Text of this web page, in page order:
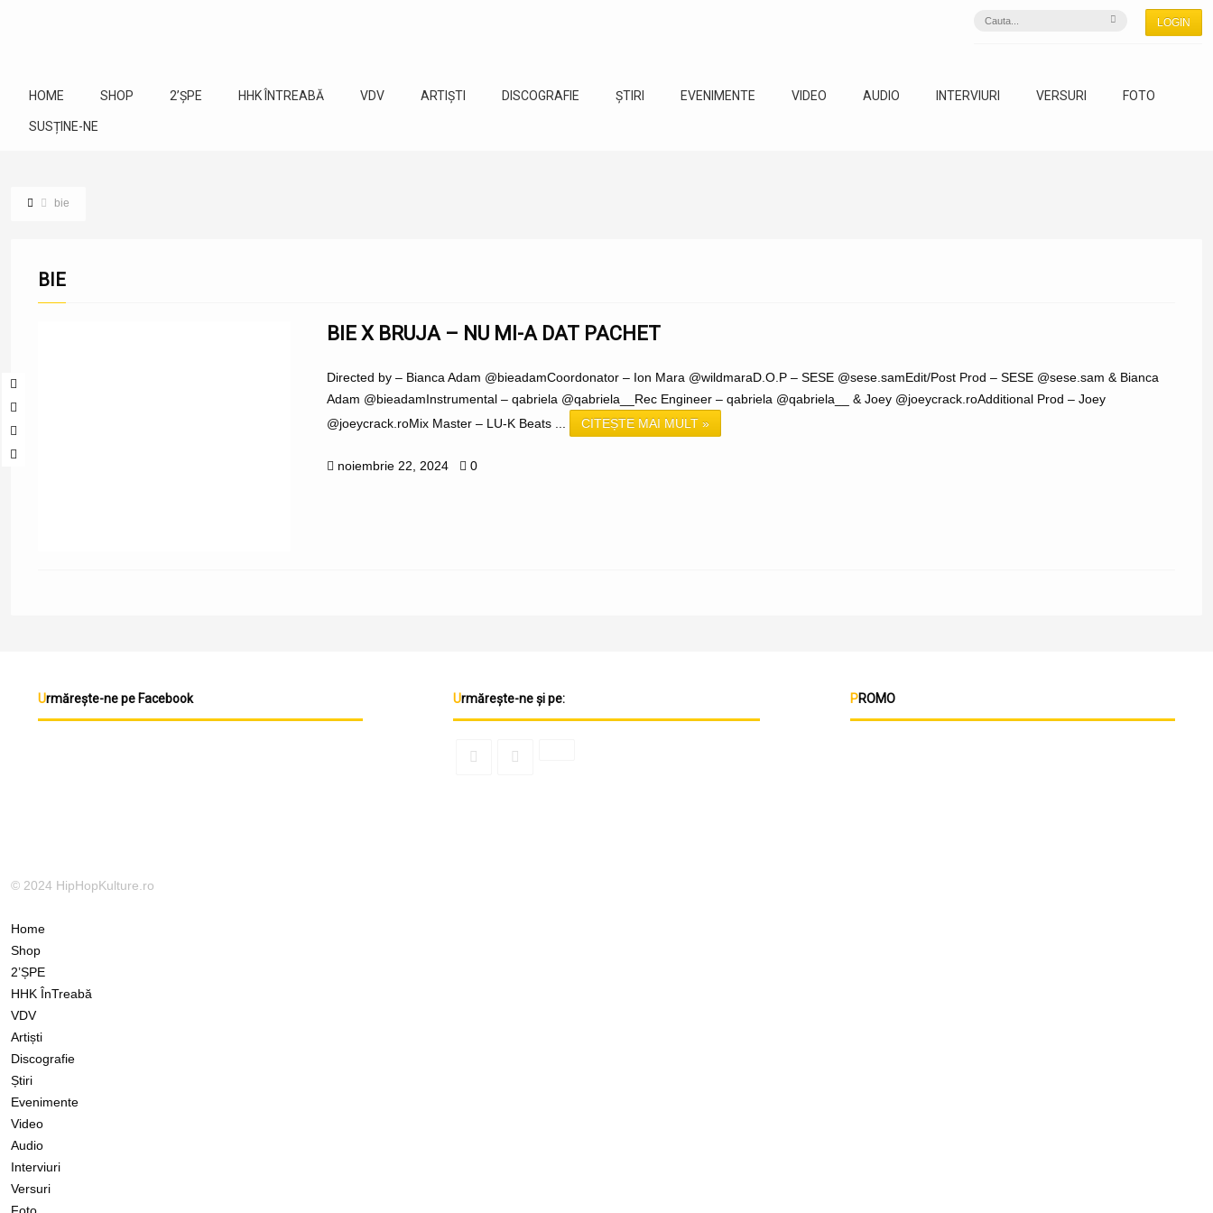
LOGIN
HOME SHOP 2’ȘPE HHK ÎNTREABĂ VDV ARTIȘTI DISCOGRAFIE ȘTIRI EVENIMENTE VIDEO AUDIO INTERVIURI VERSURI FOTO
SUSȚINE-NE
bie
BIE
BIE X BRUJA – NU MI-A DAT PACHET
Directed by – Bianca Adam @bieadamCoordonator – Ion Mara @wildmaraD.O.P – SESE @sese.samEdit/Post Prod – SESE @sese.sam & Bianca
Adam @bieadamInstrumental – qabriela @qabriela__Rec Engineer – qabriela @qabriela__ & Joey @joeycrack.roAdditional Prod – Joey
@joeycrack.roMix Master – LU-K Beats ...
CITEȘTE MAI MULT »
noiembrie 22, 2024 0
Urmărește-ne pe Facebook Urmărește-ne și pe: PROMO
© 2024 HipHopKulture.ro
Home
Shop
2’ȘPE
HHK ÎnTreabă
VDV
Artiști
Discografie
Știri
Evenimente
Video
Audio
Interviuri
Versuri